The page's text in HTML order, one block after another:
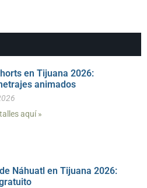
en Tijuana 2026:
animados
aquí »
Náhuatl en Tijuana 2026: